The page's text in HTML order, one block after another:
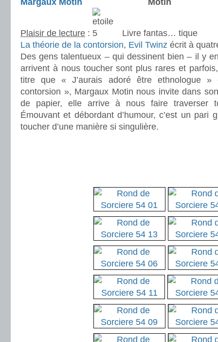
Motin
Plaisir de lecture :
Livre fantas… tique
La théorie de la contorsion, Evil Twinz écrit à
Des gens talentueux – qui dessinent bien – il y
arrivent à nous toucher sont plus rares et
titre que « J’aurais adoré être ethnologue
contorsion », Margaux Motin nous invite dans
de papier, elle arrive à nous faire traverser
Émouvant et débordant d’humour, c’est un pari
toucher d’une manière si singulière.